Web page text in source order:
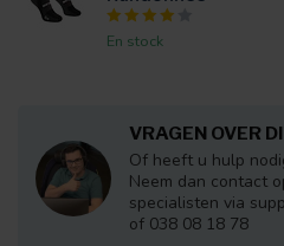
En stock
VRAGEN OVER
Of heeft u hulp
Neem dan contact
specialisten via
of 038 08 18 78